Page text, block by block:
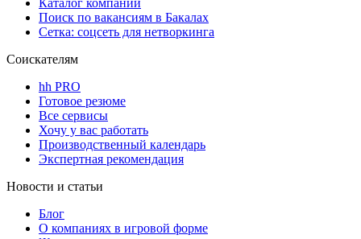
Поиск по вакансиям в Бакалах
Сетка: соцсеть для нетворкинга
Соискателям
hh PRO
Готовое резюме
Все сервисы
Хочу у вас работать
Производственный календарь
Экспертная рекомендация
Новости и статьи
Блог
О компаниях в игровой форме